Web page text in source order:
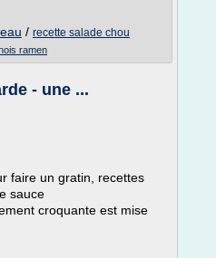
/ recette salade chou
ramen
- une ...
faire un gratin, recettes
sauce
croquante est mise